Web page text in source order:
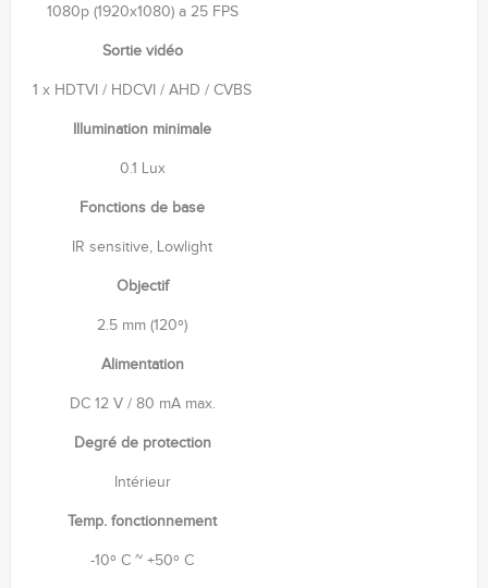
1080p (1920x1080) a 25 FPS
Sortie vidéo
1 x HDTVI / HDCVI / AHD / CVBS
Illumination minimale
0.1 Lux
Fonctions de base
IR sensitive, Lowlight
Objectif
2.5 mm (120º)
Alimentation
DC 12 V / 80 mA max.
Degré de protection
Intérieur
Temp. fonctionnement
-10º C ~ +50º C